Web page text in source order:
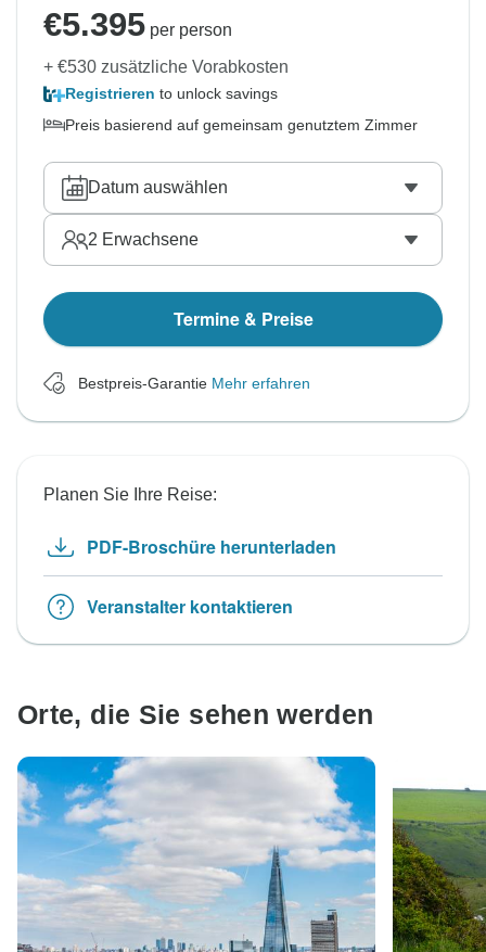
€5.395 per person
+ €530 zusätzliche Vorabkosten
Registrieren to unlock savings
Preis basierend auf gemeinsam genutztem Zimmer
Datum auswählen
2 Erwachsene
Termine & Preise
Bestpreis-Garantie Mehr erfahren
Planen Sie Ihre Reise:
PDF-Broschüre herunterladen
Veranstalter kontaktieren
Orte, die Sie sehen werden